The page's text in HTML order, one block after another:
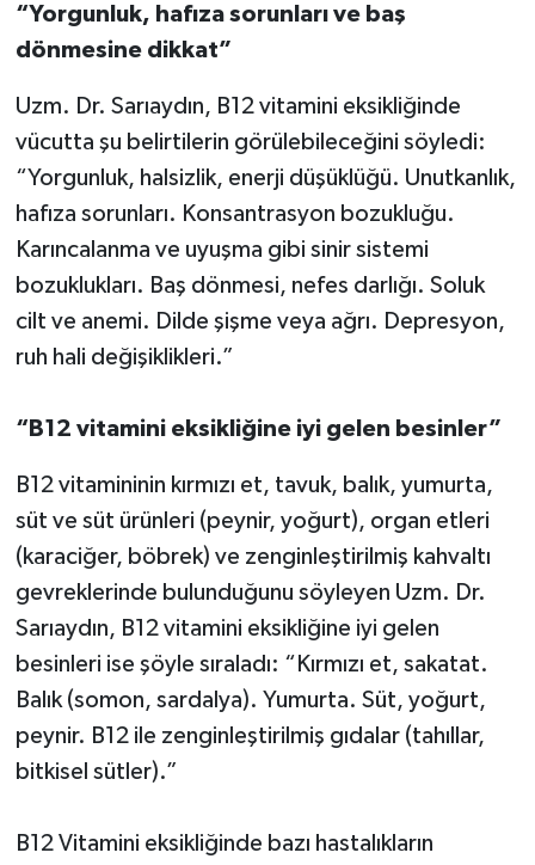
“Yorgunluk, hafıza sorunları ve baş
dönmesine dikkat”
Uzm. Dr. Sarıaydın, B12 vitamini eksikliğinde
vücutta şu belirtilerin görülebileceğini söyledi:
“Yorgunluk, halsizlik, enerji düşüklüğü. Unutkanlık,
hafıza sorunları. Konsantrasyon bozukluğu.
Karıncalanma ve uyuşma gibi sinir sistemi
bozuklukları. Baş dönmesi, nefes darlığı. Soluk
cilt ve anemi. Dilde şişme veya ağrı. Depresyon,
ruh hali değişiklikleri.”
“B12 vitamini eksikliğine iyi gelen besinler”
B12 vitamininin kırmızı et, tavuk, balık, yumurta,
süt ve süt ürünleri (peynir, yoğurt), organ etleri
(karaciğer, böbrek) ve zenginleştirilmiş kahvaltı
gevreklerinde bulunduğunu söyleyen Uzm. Dr.
Sarıaydın, B12 vitamini eksikliğine iyi gelen
besinleri ise şöyle sıraladı: “Kırmızı et, sakatat.
Balık (somon, sardalya). Yumurta. Süt, yoğurt,
peynir. B12 ile zenginleştirilmiş gıdalar (tahıllar,
bitkisel sütler).”
B12 Vitamini eksikliğinde bazı hastalıkların